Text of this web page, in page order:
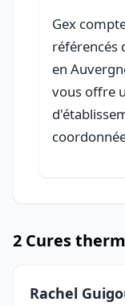
Gex
référencés
en
vous offre
2 Cures
Rachel